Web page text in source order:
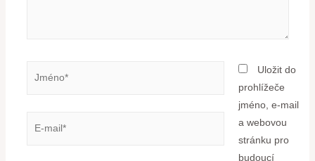
Uložit do
prohlížeče
jméno, e-mail
a webovou
stránku pro
budoucí